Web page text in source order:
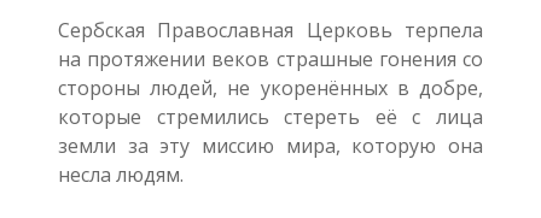
Сербская Православная Церковь терпела
на протяжении веков страшные гонения со
стороны людей, не укоренённых в добре,
которые стремились стереть её с лица
земли за эту миссию мира, которую она
несла людям.